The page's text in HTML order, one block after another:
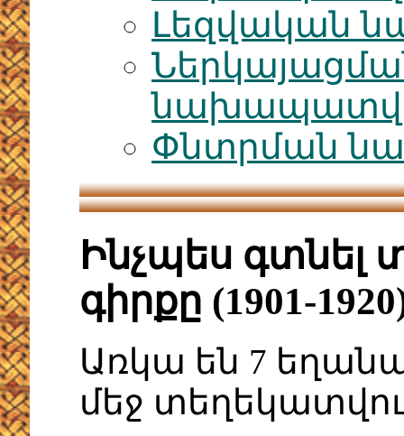
Լեզվական
Փնտրման
Ինչպես գտնել
գիրքը (1901-
Առկա են 7
մեջ